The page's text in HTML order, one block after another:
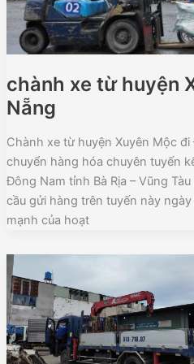
chành xe từ huyện
Nẵng
Chành xe từ huyện Xuyên Mộc
chuyển hàng hóa chuyên tuyến
Đông Nam tỉnh Bà Rịa – Vũng
cầu gửi hàng trên tuyến này
mạnh của hoạt